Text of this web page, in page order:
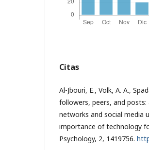
Citas
Al-Jbouri, E., Volk, A. A.,
followers, peers, and posts:
networks and social media
importance of technology
Psychology, 2, 1419756.